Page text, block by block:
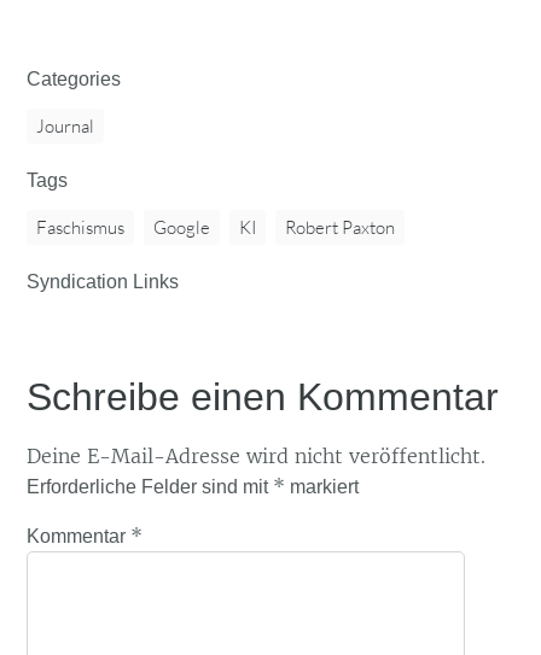
Categories
Journal
Tags
Faschismus Google KI Robert Paxton
Syndication Links
Schreibe einen Kommentar
Deine E-Mail-Adresse wird nicht veröffentlicht.
Erforderliche Felder sind mit * markiert
Kommentar *